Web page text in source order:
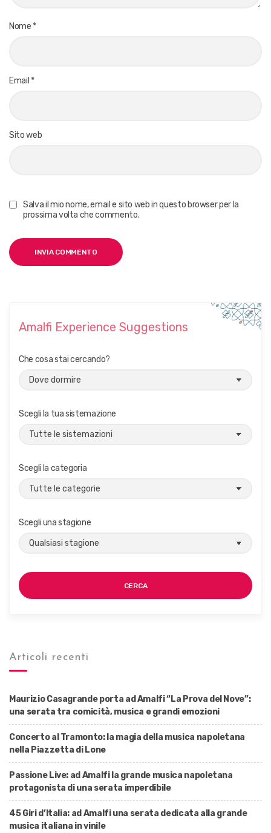
Nome *
Email *
Sito web
Salva il mio nome, email e sito web in questo browser per la
prossima volta che commento.
Amalfi Experience Suggestions
Che cosa stai cercando?
Scegli la tua sistemazione
Scegli la categoria
Scegli una stagione
CERCA
Articoli recenti
Maurizio Casagrande porta ad Amalfi “La Prova del Nove”:
una serata tra comicità, musica e grandi emozioni
Concerto al Tramonto: la magia della musica napoletana
nella Piazzetta di Lone
Passione Live: ad Amalfi la grande musica napoletana
protagonista di una serata imperdibile
45 Giri d’Italia: ad Amalfi una serata dedicata alla grande
musica italiana in vinile